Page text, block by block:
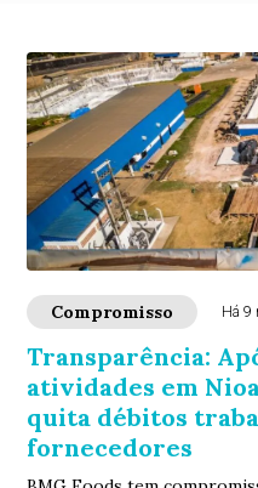
Compromisso Há 9
Transparência:
atividades em
quita débitos
fornecedores